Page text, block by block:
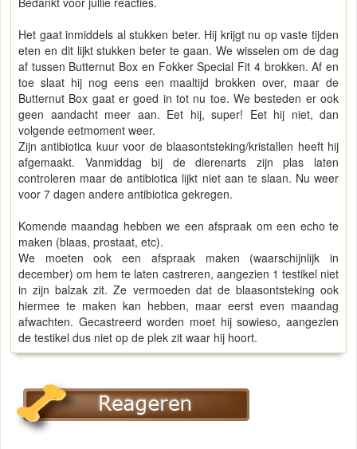
Het gaat inmiddels al stukken beter. Hij krijgt nu op vaste tijden
eten en dit lijkt stukken beter te gaan. We wisselen om de dag
af tussen Butternut Box en Fokker Special Fit 4 brokken. Af en
toe slaat hij nog eens een maaltijd brokken over, maar de
Butternut Box gaat er goed in tot nu toe. We besteden er ook
geen aandacht meer aan. Eet hij, super! Eet hij niet, dan
volgende eetmoment weer.
Zijn antibiotica kuur voor de blaasontsteking/kristallen heeft hij
afgemaakt. Vanmiddag bij de dierenarts zijn plas laten
controleren maar de antibiotica lijkt niet aan te slaan. Nu weer
voor 7 dagen andere antibiotica gekregen.
Komende maandag hebben we een afspraak om een echo te
maken (blaas, prostaat, etc).
We moeten ook een afspraak maken (waarschijnlijk in
december) om hem te laten castreren, aangezien 1 testikel niet
in zijn balzak zit. Ze vermoeden dat de blaasontsteking ook
hiermee te maken kan hebben, maar eerst even maandag
afwachten. Gecastreerd worden moet hij sowieso, aangezien
de testikel dus niet op de plek zit waar hij hoort.